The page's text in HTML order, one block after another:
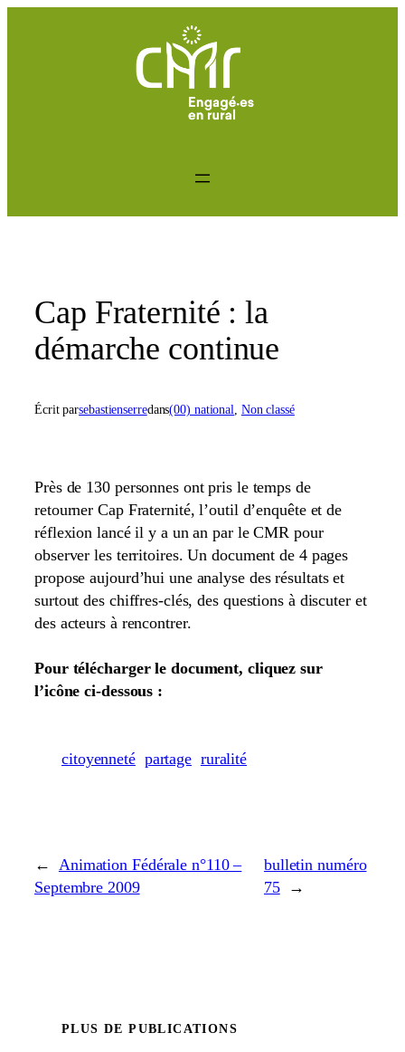
Cap Fraternité : la
démarche continue
Écrit parsebastienserredans(00) national, Non classé
Près de 130 personnes ont pris le temps de
retourner Cap Fraternité, l’outil d’enquête et de
réflexion lancé il y a un an par le CMR pour
observer les territoires. Un document de 4 pages
propose aujourd’hui une analyse des résultats et
surtout des chiffres-clés, des questions à discuter et
des acteurs à rencontrer.
Pour télécharger le document, cliquez sur
l’icône ci-dessous :
citoyenneté partage ruralité
← Animation Fédérale n°110 –
Septembre 2009
bulletin numéro
75
→
PLUS DE PUBLICATIONS